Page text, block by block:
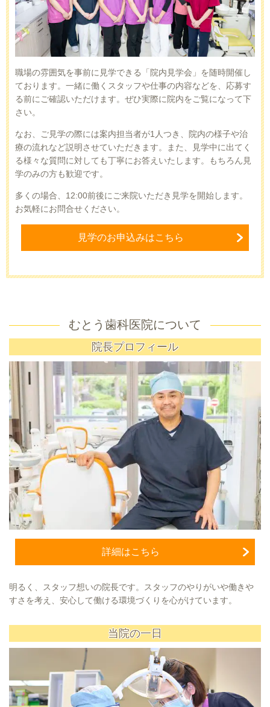
職場の雰囲気を事前に見学できる「院内見学会」を随時開催し
ております。一緒に働くスタッフや仕事の内容などを、応募す
る前にご確認いただけます。ぜひ実際に院内をご覧になって下
さい。
なお、ご見学の際には案内担当者が1人つき、院内の様子や治
療の流れなど説明させていただきます。また、見学中に出てく
る様々な質問に対しても丁寧にお答えいたします。もちろん見
学のみの方も歓迎です。
多くの場合、12:00前後にご来院いただき見学を開始します。
お気軽にお問合せください。
見学のお申込みはこちら
むとう歯科医院について
院長プロフィール
詳細はこちら
明るく、スタッフ想いの院長です。スタッフのやりがいや働きや
すさを考え、安心して働ける環境づくりを心がけています。
当院の一日